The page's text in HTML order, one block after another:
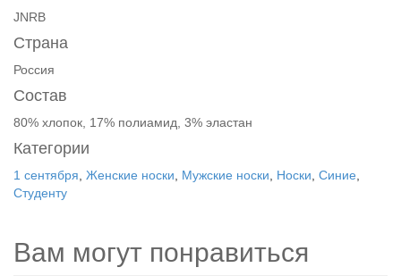
JNRB
Страна
Россия
Состав
80% хлопок, 17% полиамид, 3% эластан
Категории
1 сентября Женские носки Мужские носки Носки Синие
Студенту
Вам могут понравиться